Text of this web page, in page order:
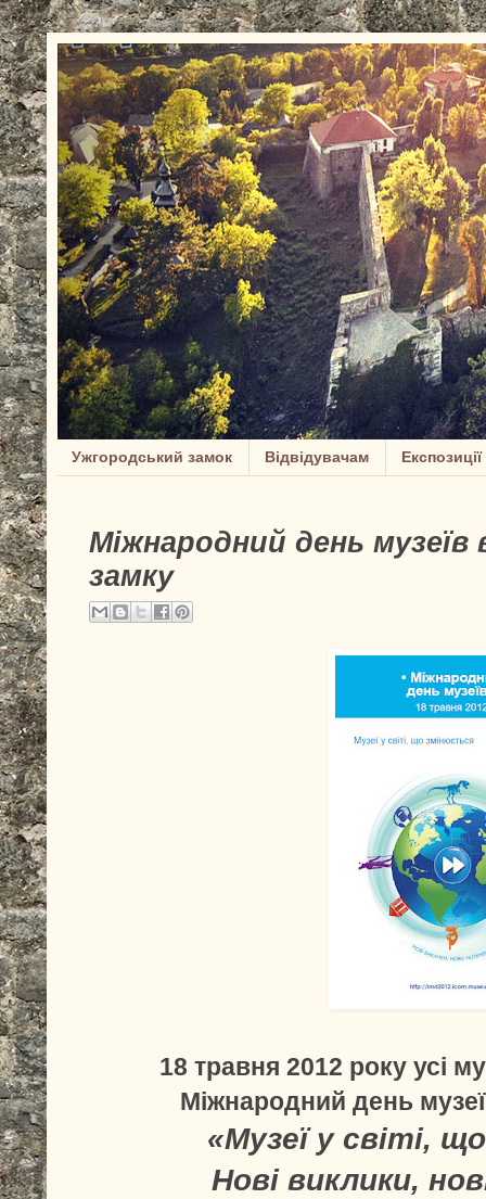
Ужгородський замок Відвідувачам Експозиції
Міжнародний день
замку
18 травня 2012 року усі
Міжнародний день
«Музеї у світі,
Нові виклики,